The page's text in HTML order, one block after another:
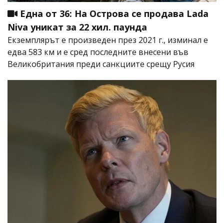
Една от 36: На Острова се продава Lada
Niva уникат за 22 хил. паунда
Екземплярът е произведен през 2021 г., изминал е
едва 583 км и е сред последните внесени във
Великобритания преди санкциите срещу Русия